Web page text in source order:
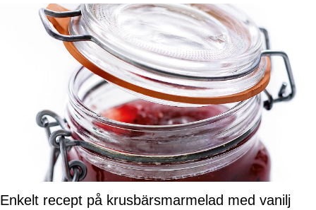
Enkelt recept på krusbärsmarmelad med vanilj